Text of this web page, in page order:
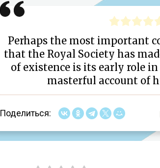
Perhaps the most important
that the Royal Society has
of existence is its early role
masterful account of
Поделиться: